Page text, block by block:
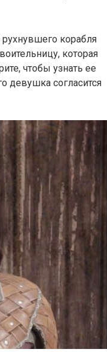
корабля
которая
чтобы узнать ее
девушка согласится